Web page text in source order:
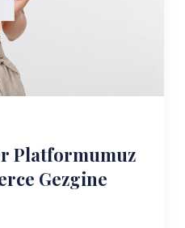
Platformumuz
Gezgine